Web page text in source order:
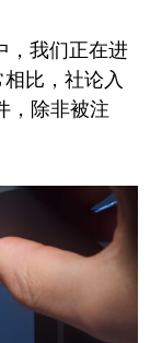
，我们正在进
比，社论入
，除非被注